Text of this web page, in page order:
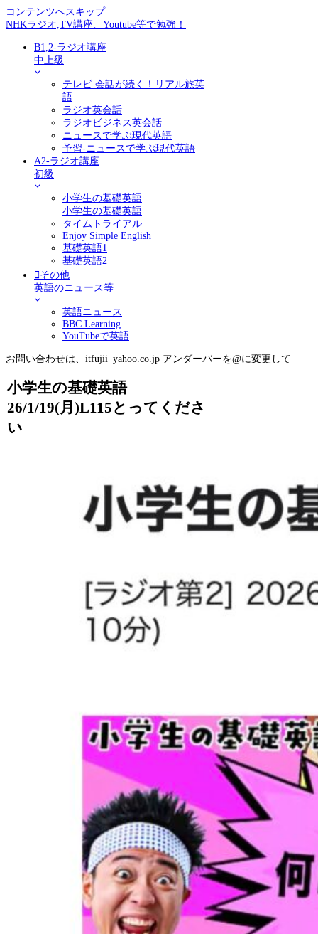
コンテンツへスキップ
NHKラジオ,TV講座、Youtube等で勉強！
B1,2-ラジオ講座
中上級
テレビ 会話が続く！リアル旅英
語
ラジオ英会話
ラジオビジネス英会話
ニュースで学ぶ現代英語
予習-ニュースで学ぶ現代英語
A2-ラジオ講座
初級
小学生の基礎英語
小学生の基礎英語
タイムトライアル
Enjoy Simple English
基礎英語1
基礎英語2
その他
英語のニュース等
英語ニュース
BBC Learning
YouTubeで英語
お問い合わせは、itfujii_yahoo.co.jp アンダーバーを@に変更して
小学生の基礎英語
26/1/19(月)L115とってくださ
い